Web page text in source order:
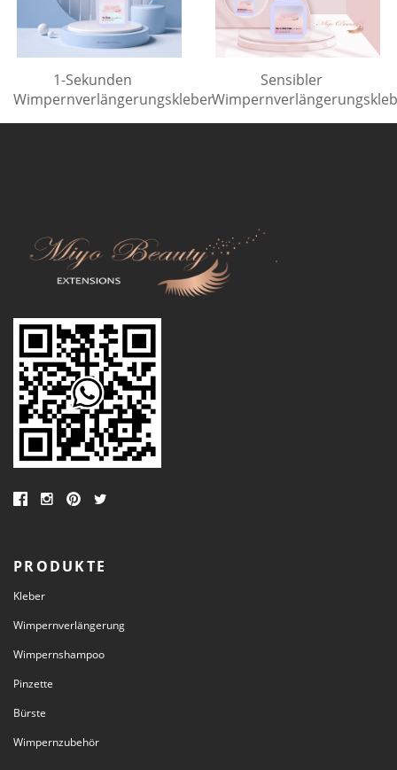
1-Sekunden
Wimpernverlängerungskleber
Sensibler
PRODUKTE
Kleber
Wimpernverlängerung
Wimpernshampoo
Pinzette
Bürste
Wimpernzubehör